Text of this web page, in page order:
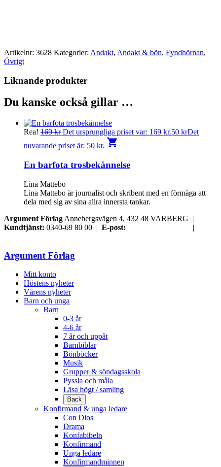
Artikelnr: 3628 Kategorier: Andakt, Andakt & bön, Fyndhörnan,
Övrigt
Liknande produkter
Du kanske också gillar …
Rea! 169kr Det ursprungliga priset var: 169 kr.50 krDet
nuvarande priset är: 50 kr. shopping_cart
En barfota trosbekännelse
Lina Mattebo
Lina Mattebo är journalist och skribent med en förmåga att
dela med sig av sina allra innersta tankar.
Argument Förlag Annebergsvägen 4, 432 48 VARBERG |
Kundtjänst: 0340-69 80 00 | E-post:
|
Argument Förlag
Mitt konto
Höstens nyheter
Vårens nyheter
Barn och unga
Barn
0-3 år
4-6 år
7 år och uppåt
Barnbiblar
Bönböcker
Musik
Grupper & söndagsskola
Pyssla och måla
Läsa högt / samling
Back
Konfirmand & unga ledare
Con Dios
Drama
Konfabibeln
Konfirmand
Unga ledare
Konfirmandminnen